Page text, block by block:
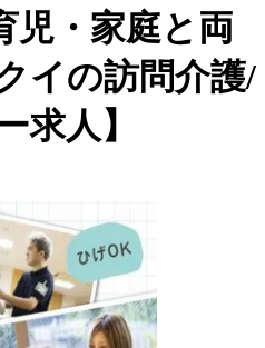
児・家庭と両
イの訪問介護/
求人】